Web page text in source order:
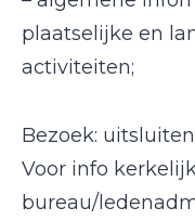
plaatselijke en
activiteiten;
Bezoek:
Voor info
bureau/